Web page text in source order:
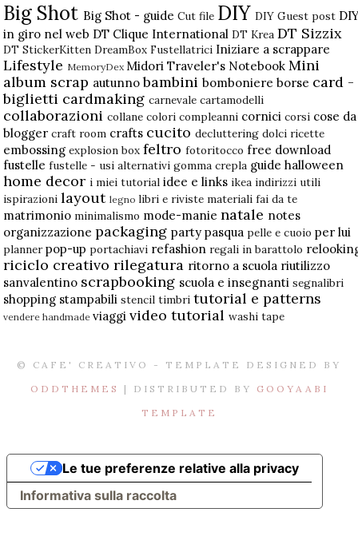
Big Shot Big Shot - guide Cut file DIY DIY Guest post
in giro nel web DT Clique International DT Krea DT Sizzix
DT StickerKitten DreamBox Fustellatrici Iniziare a scrappare
Lifestyle MemoryDex Midori Traveler's Notebook Mini
album scrap autunno bambini bomboniere borse card -
biglietti cardmaking carnevale cartamodelli
collaborazioni collane colori compleanni cornici corsi cose da
blogger craft room crafts cucito decluttering dolci ricette
embossing explosion box feltro fotoritocco free download
fustelle fustelle - usi alternativi gomma crepla guide halloween
home decor i miei tutorial idee e links ikea indirizzi utili
ispirazioni layout legno libri e riviste materiali fai da te
matrimonio minimalismo mode-manie natale notes
organizzazione packaging party pasqua pelle e cuoio per lui
planner pop-up portachiavi refashion regali in barattolo
riciclo creativo rilegatura ritorno a scuola riutilizzo
sanvalentino scrapbooking scuola e insegnanti segnalibri
shopping stampabili stencil timbri tutorial e patterns
vendere handmade viaggi video tutorial washi tape
© CAFE' CREATIVO - TEMPLATE DESIGNED BY
ODDTHEMES
| DISTRIBUTED BY GOOYAABI
TEMPLATE
Informativa sulla raccolta
Le tue preferenze relative alla privacy